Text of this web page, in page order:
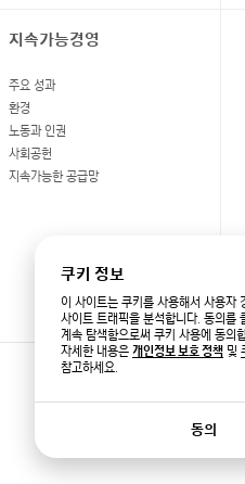
지속가능경영
주요 성과
환경
노동과 인권
사회공헌
지속가능한 공급망
쿠키 정보
이 사이트는 쿠키를 사용해서 사용자
사이트 트래픽을 분석합니다. 동의를
계속 탐색함으로써 쿠키 사용에 동의
자세한 내용은개인정보 보호 정책 및
참고하세요.
동의